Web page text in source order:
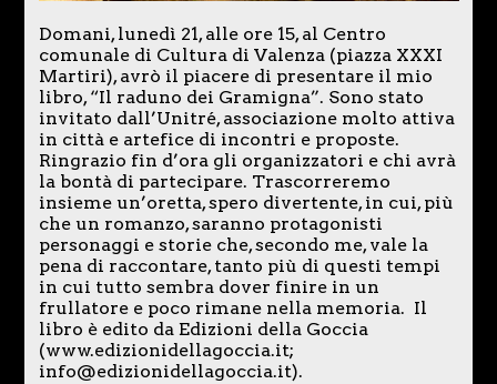
Domani, lunedì 21, alle ore 15, al Centro
comunale di Cultura di Valenza (piazza XXXI
Martiri), avrò il piacere di presentare il mio
libro, “Il raduno dei Gramigna”. Sono stato
invitato dall’Unitré, associazione molto attiva
in città e artefice di incontri e proposte.
Ringrazio fin d’ora gli organizzatori e chi avrà
la bontà di partecipare. Trascorreremo
insieme un’oretta, spero divertente, in cui, più
che un romanzo, saranno protagonisti
personaggi e storie che, secondo me, vale la
pena di raccontare, tanto più di questi tempi
in cui tutto sembra dover finire in un
frullatore e poco rimane nella memoria. Il
libro è edito da Edizioni della Goccia
(www.edizionidellagoccia.it;
info@edizionidellagoccia.it).